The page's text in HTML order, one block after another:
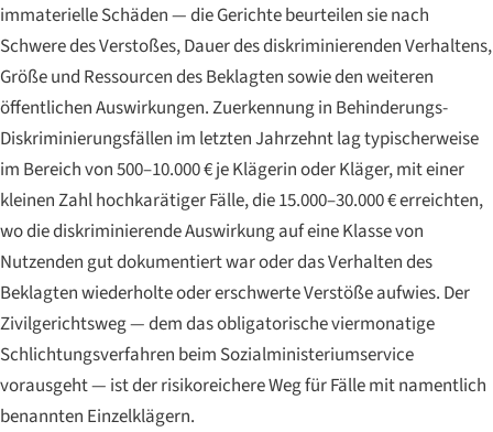
immaterielle Schäden — die Gerichte beurteilen sie nach
Schwere des Verstoßes, Dauer des diskriminierenden Verhaltens,
Größe und Ressourcen des Beklagten sowie den weiteren
öffentlichen Auswirkungen. Zuerkennung in Behinderungs-
Diskriminierungsfällen im letzten Jahrzehnt lag typischerweise
im Bereich von 500–10.000 € je Klägerin oder Kläger, mit einer
kleinen Zahl hochkarätiger Fälle, die 15.000–30.000 € erreichten,
wo die diskriminierende Auswirkung auf eine Klasse von
Nutzenden gut dokumentiert war oder das Verhalten des
Beklagten wiederholte oder erschwerte Verstöße aufwies. Der
Zivilgerichtsweg — dem das obligatorische viermonatige
Schlichtungsverfahren beim Sozialministeriumservice
vorausgeht — ist der risikoreichere Weg für Fälle mit namentlich
benannten Einzelklägern.